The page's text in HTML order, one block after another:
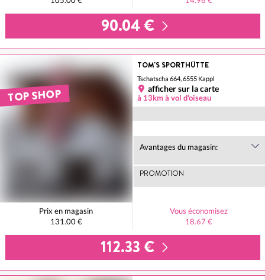
90.04 €
TOP SHOP
TOM'S SPORTHÜTTE
Tschatscha 664, 6555 Kappl
afficher sur la carte
à 13km à vol d'oiseau
Avantages du magasin:
PROMOTION
Prix en magasin
131.00 €
Vous économisez
18.67 €
112.33 €